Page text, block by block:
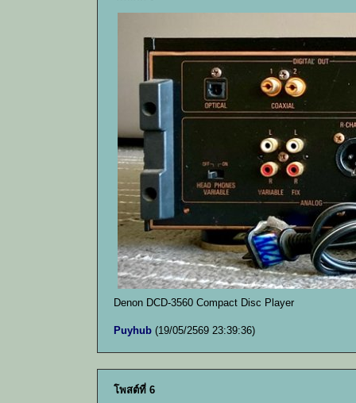
Denon DCD-3560 Compact Disc Player
Puyhub (19/05/2569 23:39:36)
โพสต์ที่ 6